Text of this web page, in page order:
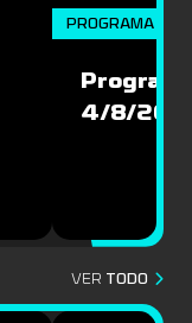
PROGRAMA
4/8/
VER TODO